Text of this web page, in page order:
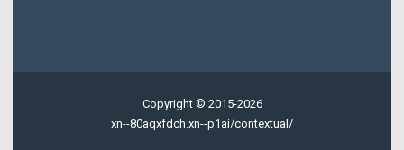
Copyright © 2015-2026
xn--80aqxfdch.xn--p1ai/contextual/